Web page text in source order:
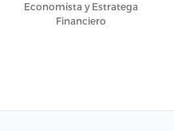
Economista y Estratega
Financiero